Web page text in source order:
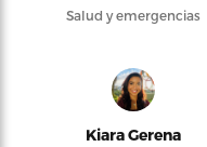
Salud y emergencias
Kiara Gerena